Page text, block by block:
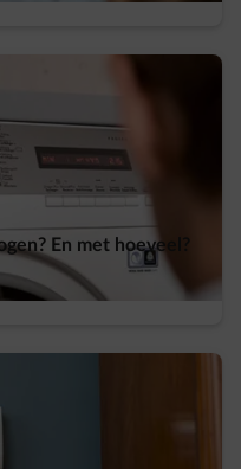
En met hoeveel?